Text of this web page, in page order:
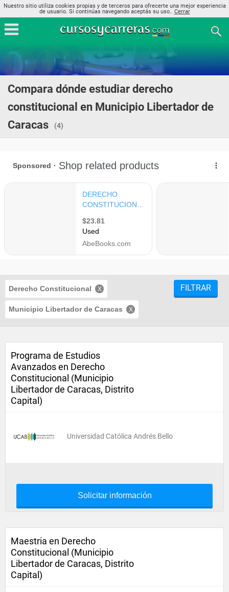
Nuestro sitio utiliza cookies propias y de terceros para ofrecerte una mejor experiencia
de usuario. Si continúas navegando aceptás su uso.. Cerrar
Compara dónde estudiar derecho
constitucional en Municipio Libertador de
Caracas
(4)
Derecho Constitucional
Municipio Libertador de Caracas
FILTRAR
Programa de Estudios
Avanzados en Derecho
Constitucional (Municipio
Libertador de Caracas, Distrito
Capital)
Universidad Católica Andrés Bello
Solicitar información
Maestria en Derecho
Constitucional (Municipio
Libertador de Caracas, Distrito
Capital)